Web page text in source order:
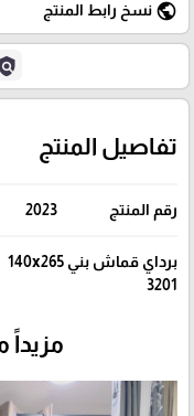
public نسخ رابط المنتج
تفاصيل المنتج
رقم المنتج 2023
برداي قماش بني 140x265
3201
مزيداً